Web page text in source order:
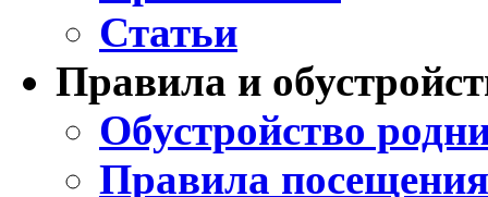
Статьи
Правила и
Обустройство
Правила